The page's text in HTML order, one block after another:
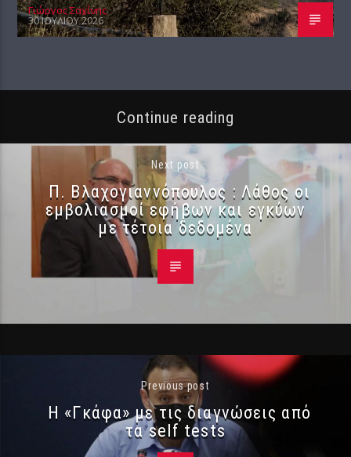
Γιώργος Σαχίνης
30 ΙΟΥΛΊΟΥ 2026
Continue reading
Next post
Π. Βλαχογιαννόπουλος : Λάθος οι
εμβολιασμοί εφήβων και εγκύων
με τέτοια δεδομένα
Previous post
Η «Γκάφα» με τις διαγνώσεις από
τα self tests